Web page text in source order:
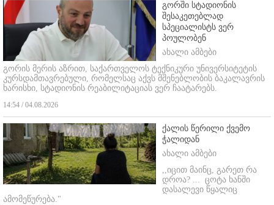
გორში სტადიონის
შესაკეთებლად
სპეციალისტს ვერ
პოულობენ
ახალი ამბები
გორის მერის აზრით, საქართველოს ტექნიკური უნივერსიტეტის
კურსდამთავრებული, რომელსაც აქვს მშენებლობის ბაკალავრის
ხარისხი, სტადიონის რეაბილიტაციას ვერ ჩაატარებს.
14:54 / 04.08.2026
ქალის წერილი ქვემო
ჭალიდან
ახალი ამბები
,,იცით მაინც, გარეთ რა
დროა? ... ცოტა ხანში
დასალევი წყალიც
ამომეწურება."